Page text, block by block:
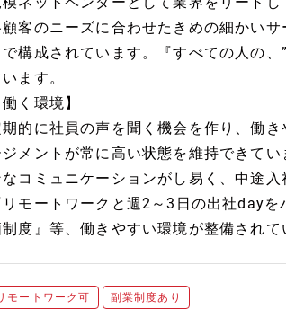
客のニーズに合わせたきめの細かい
構成されています。『すべての人の
ます。
く環境】
的に社員の声を聞く機会を作り、働
メントが常に高い状態を維持できて
コミュニケーションがし易く、中途
リモートワークと週2～3日の出社day
度』等、働きやすい環境が整備されて
モートワーク可 副業制度あり